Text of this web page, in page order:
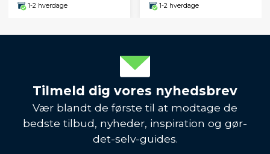
1-2 hverdage 1-2 hverdage
Tilmeld dig vores nyhedsbrev
Vær blandt de første til at modtage de
bedste tilbud, nyheder, inspiration og gør-
det-selv-guides.